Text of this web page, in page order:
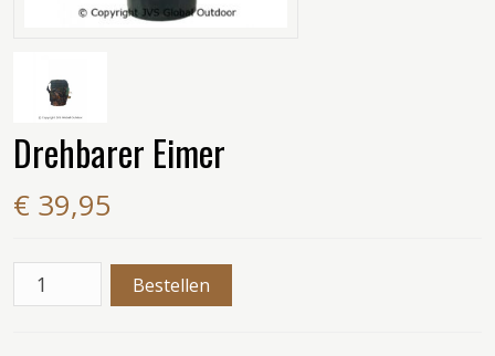
Drehbarer Eimer
€ 39,95